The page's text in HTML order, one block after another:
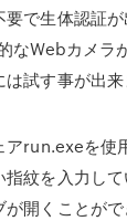
で生体認証が
なWebカメラ
試す事が出
アrun.exeを使
指紋を入力し
開くことが